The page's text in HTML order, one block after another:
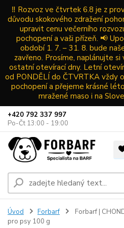
‼️ Rozvoz ve čtvrtek 6.8 je z
důvodu skokového zdražení
upravit cenu večerního
pochopení a vaši přízeň. 📢
období 1. 7. – 31. 8. bude
zavřeno. Prosíme, naplánujte
ostatní otevírací dny. Letní
od PONDĚLÍ do ČTVRTKA vždy
pochopení a přejeme krásné
mražené maso i na
+420 792 337 997
Po-Čt 13:00 - 19:00
Úvod Forbarf
Forbarf |
pro psy 100 g